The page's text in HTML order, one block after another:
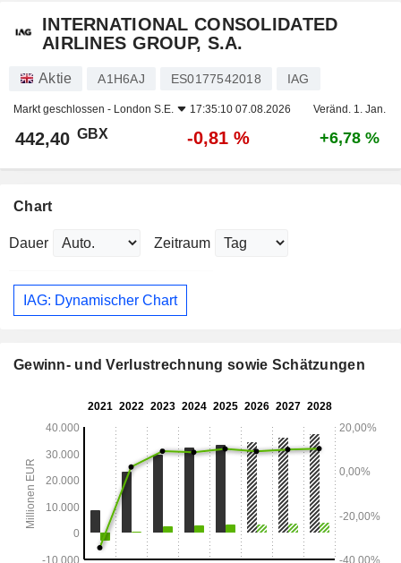
INTERNATIONAL CONSOLIDATED
AIRLINES GROUP, S.A.
Aktie A1H6AJ ES0177542018 IAG
Markt geschlossen - London S.E. 17:35:10 07.08.2026 Veränd. 1. Jan.
442,40 GBX -0,81 % +6,78 %
Chart
Dauer Zeitraum
IAG: Dynamischer Chart
Gewinn- und Verlustrechnung sowie Schätzungen